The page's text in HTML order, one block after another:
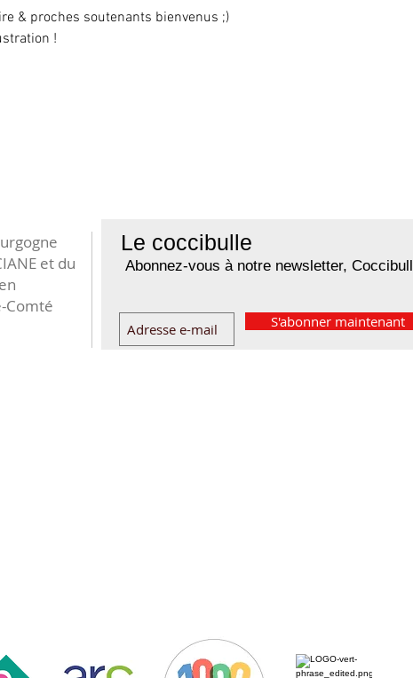
& proches soutenants bienvenus ;)
!
Le coccibulle
Abonnez-vous à notre newsletter,
S'abonner maintenant
et du
Comté